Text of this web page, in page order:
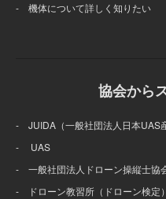
- 機体について詳しく知りたい
協会から
- JUIDA（一般社団法人日本UAS
- UAS
- 一般社団法人ドローン操縦士協
- ドローン教習所（ドローン検定）